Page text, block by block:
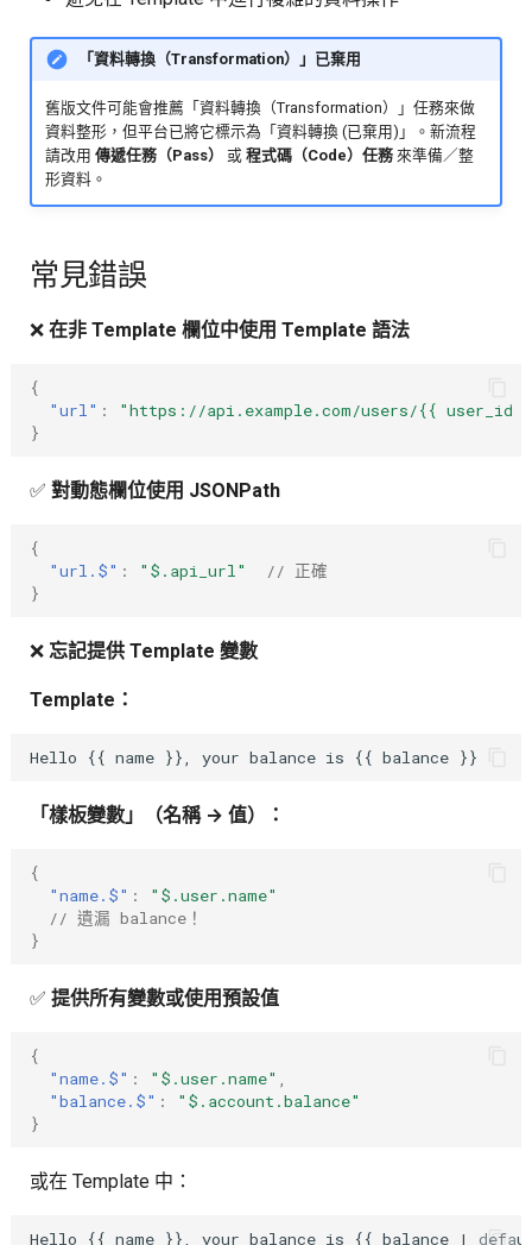
「資料轉換（Transformation）」已棄用
舊版文件可能會推薦「資料轉換（Transformation）」任務來做
資料整形，但平台已將它標示為「資料轉換 (已棄用)」。新流程
請改用傳遞任務（Pass） 或程式碼（Code）任務 來準備／整
形資料。
常見錯誤
❌ 在非 Template 欄位中使用 Template 語法
{
"url" :
"https://api.example.com/users/{{ user_id
}
✅ 對動態欄位使用 JSONPath
{
"url.$" : "$.api_url"
// 正確
}
❌ 忘記提供 Template 變數
Template：
「樣板變數」（名稱 → 值）：
{
"name.$" :
"$.user.name"
// 遺漏 balance！
}
✅ 提供所有變數或使用預設值
{
"name.$" : "$.user.name" ,
"balance.$" :
"$.account.balance"
}
或在 Template 中：